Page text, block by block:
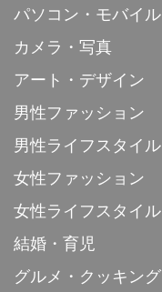
パソコン・モバイル
カメラ・写真
アート・デザイン
男性ファッション
男性ライフスタイル
女性ファッション
女性ライフスタイル
結婚・育児
グルメ・クッキング